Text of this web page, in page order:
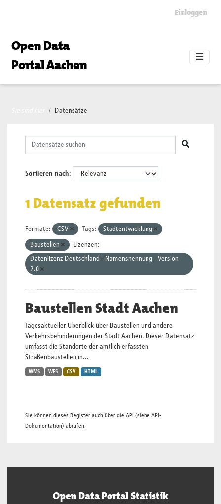
Einloggen
Open Data
Portal Aachen
Datensätze
Sortieren nach
1 Datensatz gefunden
Formate: CSV Tags: Stadtentwicklung
Baustellen
Lizenzen:
Datenlizenz Deutschland - Namensnennung - Version
2.0
Baustellen Stadt Aachen
Tagesaktueller Überblick über Baustellen und andere
Verkehrsbehinderungen der Stadt Aachen. Dieser Datensatz
umfasst die Standorte der amtlich erfassten
Straßenbaustellen in...
WMS WFS CSV HTML
Sie können dieses Register auch über die API (siehe API-
Dokumentation) abrufen.
Open Data Portal Statistik